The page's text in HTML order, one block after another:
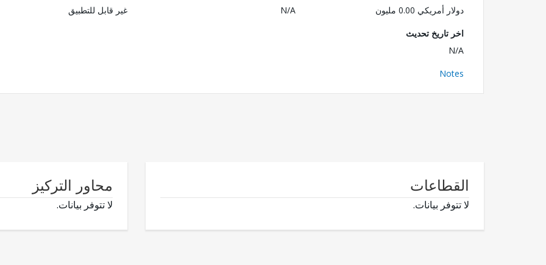
دولار أمريكي 0.00 مليون
N/A
غير قابل للتطبيق
اخر تاريخ تحديث
N/A
Notes
القطاعات
لا تتوفر بيانات.
محاور التركيز
لا تتوفر بيانات.